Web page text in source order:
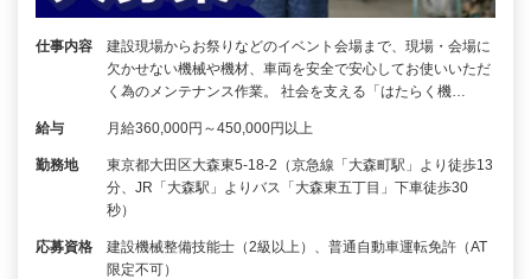
仕事内容
建設現場からお祭りなどのイベント会場まで、現場・会場に
欠かせない機械や機材、車両を安全で安心してお使いいただ
く為のメンテナンス作業。 社会を支える「はたらく機…
給与 月給360,000円～450,000円以上
勤務地
東京都大田区大森東5-18-2（京急線「大森町駅」より徒歩13
分、JR「大森駅」よりバス「大森東五丁目」下車徒歩30
秒）
応募資格
建設機械整備技能士（2級以上）、普通自動車運転免許（AT
限定不可）